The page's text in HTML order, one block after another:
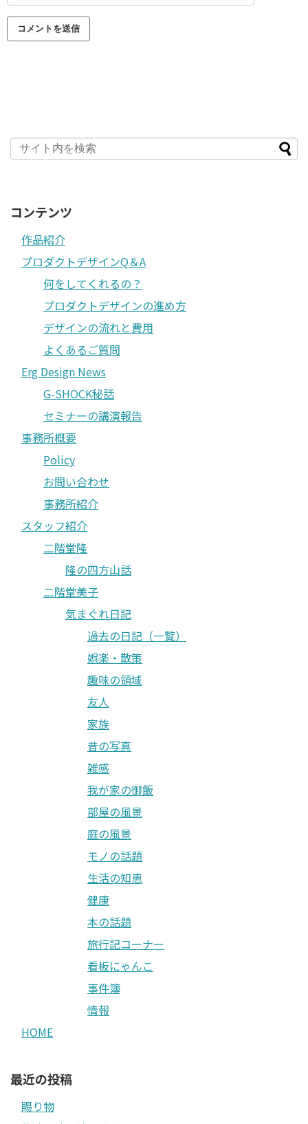
コンテンツ
作品紹介
プロダクトデザインQ＆A
何をしてくれるの？
プロダクトデザインの進め方
デザインの流れと費用
よくあるご質問
Erg Design News
G-SHOCK秘話
セミナーの講演報告
事務所概要
Policy
お問い合わせ
事務所紹介
スタッフ紹介
二階堂隆
隆の四方山話
二階堂美子
気まぐれ日記
過去の日記（一覧）
娯楽・散策
趣味の領域
友人
家族
昔の写真
雑感
我が家の御飯
部屋の風景
庭の風景
モノの話題
生活の知恵
健康
本の話題
旅行記コーナー
看板にゃんこ
事件簿
情報
HOME
最近の投稿
賜り物